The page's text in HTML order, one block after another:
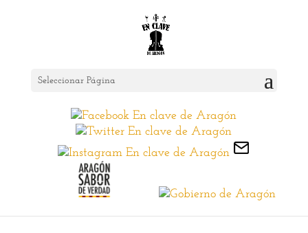
Seleccionar Página